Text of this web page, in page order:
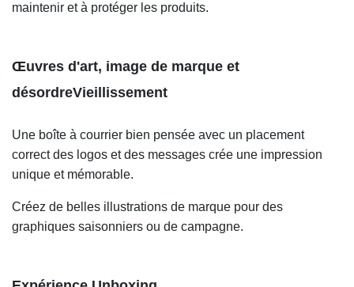
maintenir et à protéger les produits.
Œuvres d'art, image de marque et
désordreVieillissement
Une boîte à courrier bien pensée avec un placement
correct des logos et des messages crée une impression
unique et mémorable.
Créez de belles illustrations de marque pour des
graphiques saisonniers ou de campagne.